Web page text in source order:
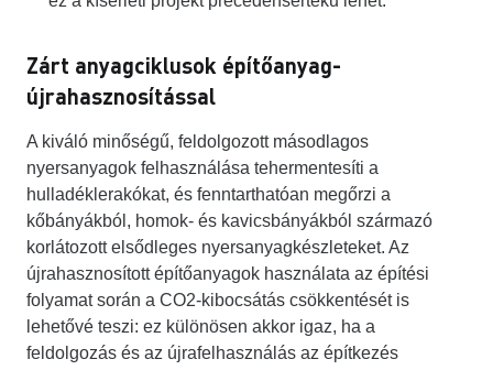
Zárt anyagciklusok építőanyag-
újrahasznosítással
A kiváló minőségű, feldolgozott másodlagos
nyersanyagok felhasználása tehermentesíti a
hulladéklerakókat, és fenntarthatóan megőrzi a
kőbányákból, homok- és kavicsbányákból származó
korlátozott elsődleges nyersanyagkészleteket. Az
újrahasznosított építőanyagok használata az építési
folyamat során a CO2-kibocsátás csökkentését is
lehetővé teszi: ez különösen akkor igaz, ha a
feldolgozás és az újrafelhasználás az építkezés